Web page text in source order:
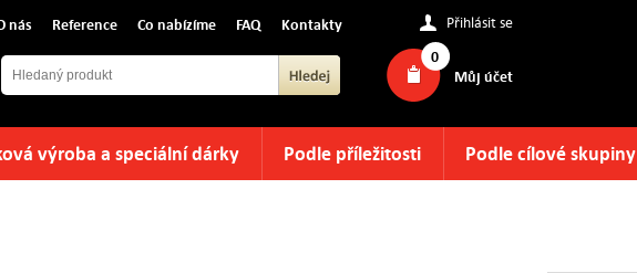
nás Reference Co nabízíme FAQ Kontakty Přihlásit se
0
Můj účet
výroba a speciální dárky Podle příležitosti Podle cílové skupiny